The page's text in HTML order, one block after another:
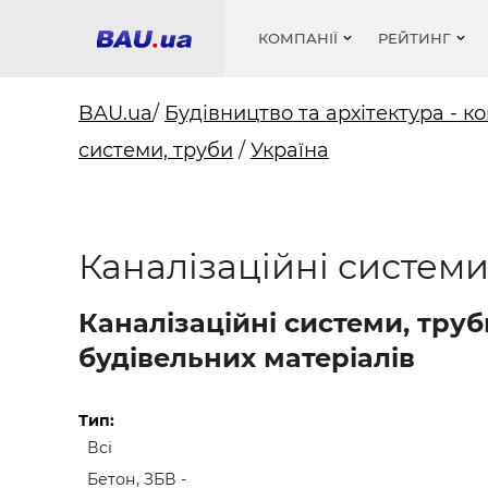
КОМПАНІЇ
Фарби,
РЕЙТИНГ
BAU.ua/ Будівництво та архітектура -
системи, труби / Україна
Каналізаційні
Каналізаційні системи,
будівельних матеріалів
Тип:
Всі
Бетон, ЗБВ -